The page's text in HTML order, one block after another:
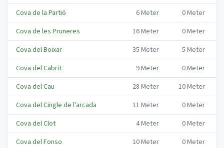
Cova de la Partió
6Meter 0Meter
Cova de les Pruneres
16Meter 0Meter
Cova del Boixar
35 Meter 5 Meter
Cova del Cabrit
9Meter 0Meter
Cova del Cau
28 Meter 10Meter
Cova del Cingle de l'arcada
11 Meter 0Meter
Cova del Clot
4Meter 0Meter
Cova del Fonso
10Meter 0Meter